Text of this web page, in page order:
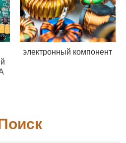
электронный компонент